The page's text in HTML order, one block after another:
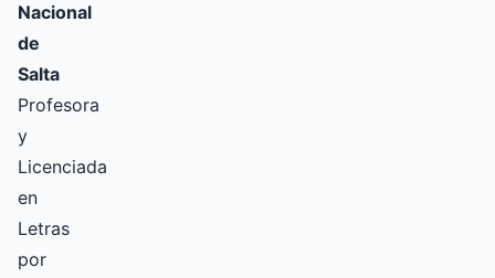
Nacional
de
Salta
Profesora
y
Licenciada
en
Letras
por